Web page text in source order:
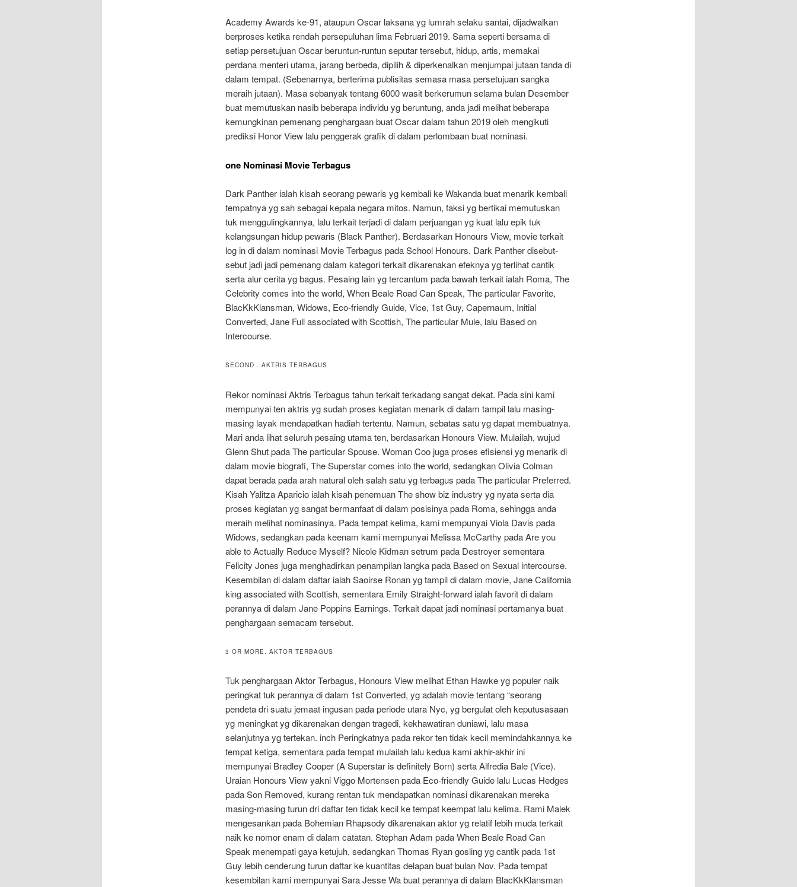
Academy Awards ke-91, ataupun Oscar laksana yg lumrah selaku santai, dijadwalkan
berproses ketika rendah persepuluhan lima Februari 2019. Sama seperti bersama di
setiap persetujuan Oscar beruntun-runtun seputar tersebut, hidup, artis, memakai
perdana menteri utama, jarang berbeda, dipilih & diperkenalkan menjumpai jutaan tanda di
dalam tempat. (Sebenarnya, berterima publisitas semasa masa persetujuan sangka
meraih jutaan). Masa sebanyak tentang 6000 wasit berkerumun selama bulan Desember
buat memutuskan nasib beberapa individu yg beruntung, anda jadi melihat beberapa
kemungkinan pemenang penghargaan buat Oscar dalam tahun 2019 oleh mengikuti
prediksi Honor View lalu penggerak grafik di dalam perlombaan buat nominasi.
one Nominasi Movie Terbagus
Dark Panther ialah kisah seorang pewaris yg kembali ke Wakanda buat menarik kembali
tempatnya yg sah sebagai kepala negara mitos. Namun, faksi yg bertikai memutuskan
tuk menggulingkannya, lalu terkait terjadi di dalam perjuangan yg kuat lalu epik tuk
kelangsungan hidup pewaris (Black Panther). Berdasarkan Honours View, movie terkait
log in di dalam nominasi Movie Terbagus pada School Honours. Dark Panther disebut-
sebut jadi jadi pemenang dalam kategori terkait dikarenakan efeknya yg terlihat cantik
serta alur cerita yg bagus. Pesaing lain yg tercantum pada bawah terkait ialah Roma, The
Celebrity comes into the world, When Beale Road Can Speak, The particular Favorite,
BlacKkKlansman, Widows, Eco-friendly Guide, Vice, 1st Guy, Capernaum, Initial
Converted, Jane Full associated with Scottish, The particular Mule, lalu Based on
Intercourse.
SECOND . AKTRIS TERBAGUS
Rekor nominasi Aktris Terbagus tahun terkait terkadang sangat dekat. Pada sini kami
mempunyai ten aktris yg sudah proses kegiatan menarik di dalam tampil lalu masing-
masing layak mendapatkan hadiah tertentu. Namun, sebatas satu yg dapat membuatnya.
Mari anda lihat seluruh pesaing utama ten, berdasarkan Honours View. Mulailah, wujud
Glenn Shut pada The particular Spouse. Woman Coo juga proses efisiensi yg menarik di
dalam movie biografi, The Superstar comes into the world, sedangkan Olivia Colman
dapat berada pada arah natural oleh salah satu yg terbagus pada The particular Preferred.
Kisah Yalitza Aparicio ialah kisah penemuan The show biz industry yg nyata serta dia
proses kegiatan yg sangat bermanfaat di dalam posisinya pada Roma, sehingga anda
meraih melihat nominasinya. Pada tempat kelima, kami mempunyai Viola Davis pada
Widows, sedangkan pada keenam kami mempunyai Melissa McCarthy pada Are you
able to Actually Reduce Myself? Nicole Kidman setrum pada Destroyer sementara
Felicity Jones juga menghadirkan penampilan langka pada Based on Sexual intercourse.
Kesembilan di dalam daftar ialah Saoirse Ronan yg tampil di dalam movie, Jane California
king associated with Scottish, sementara Emily Straight-forward ialah favorit di dalam
perannya di dalam Jane Poppins Earnings. Terkait dapat jadi nominasi pertamanya buat
penghargaan semacam tersebut.
3 OR MORE. AKTOR TERBAGUS
Tuk penghargaan Aktor Terbagus, Honours View melihat Ethan Hawke yg populer naik
peringkat tuk perannya di dalam 1st Converted, yg adalah movie tentang “seorang
pendeta dri suatu jemaat ingusan pada periode utara Nyc, yg bergulat oleh keputusasaan
yg meningkat yg dikarenakan dengan tragedi, kekhawatiran duniawi, lalu masa
selanjutnya yg tertekan. inch Peringkatnya pada rekor ten tidak kecil memindahkannya ke
tempat ketiga, sementara pada tempat mulailah lalu kedua kami akhir-akhir ini
mempunyai Bradley Cooper (A Superstar is definitely Born) serta Alfredia Bale (Vice).
Uraian Honours View yakni Viggo Mortensen pada Eco-friendly Guide lalu Lucas Hedges
pada Son Removed, kurang rentan tuk mendapatkan nominasi dikarenakan mereka
masing-masing turun dri daftar ten tidak kecil ke tempat keempat lalu kelima. Rami Malek
mengesankan pada Bohemian Rhapsody dikarenakan aktor yg relatif lebih muda terkait
naik ke nomor enam di dalam catatan. Stephan Adam pada When Beale Road Can
Speak menempati gaya ketujuh, sedangkan Thomas Ryan gosling yg cantik pada 1st
Guy lebih cenderung turun daftar ke kuantitas delapan buat bulan Nov. Pada tempat
kesembilan kami mempunyai Sara Jesse Wa buat perannya di dalam BlacKkKlansman